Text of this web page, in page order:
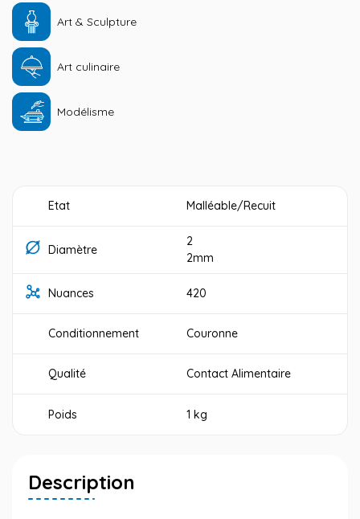
Art & Sculpture
Art culinaire
Modélisme
Etat Malléable/Recuit
Diamètre
2
2mm
Nuances 420
Conditionnement Couronne
Qualité Contact Alimentaire
Poids 1 kg
Description